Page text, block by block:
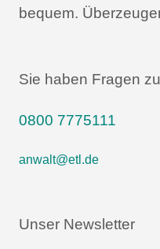
bequem.
Sie haben Fragen
0800 7775111
anwalt@etl.de
Unser Newsletter